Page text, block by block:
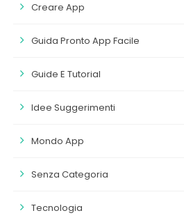
Creare App
Guida Pronto App Facile
Guide E Tutorial
Idee Suggerimenti
Mondo App
Senza Categoria
Tecnologia